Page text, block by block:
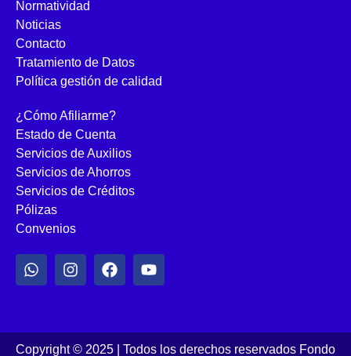
Normatividad
Noticias
Contacto
Tratamiento de Datos
Política gestión de calidad
¿Cómo Afiliarme?
Estado de Cuenta
Servicios de Auxilios
Servicios de Ahorros
Servicios de Créditos
Pólizas
Convenios
Copyright © 2025 | Todos los derechos reservados Fondo